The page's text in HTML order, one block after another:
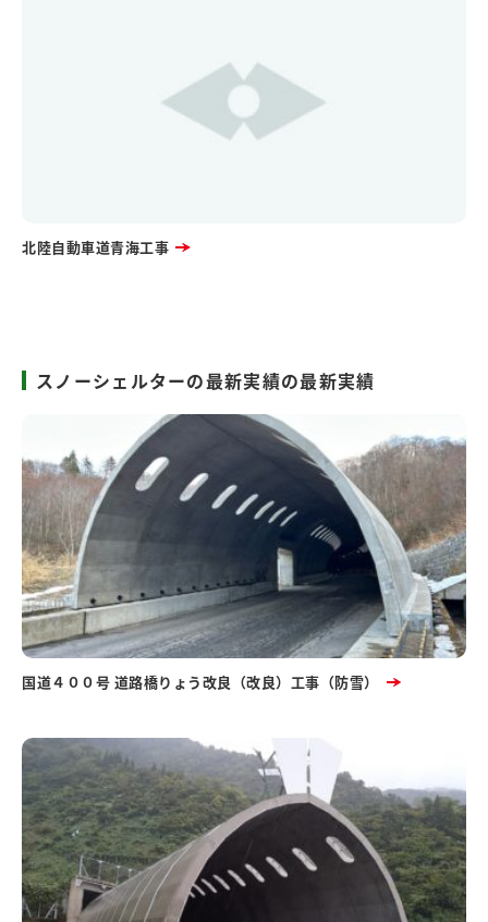
北陸自動車道青海工事
スノーシェルターの最新実績の最新実績
国道４００号 道路橋りょう改良（改良）工事（防雪）